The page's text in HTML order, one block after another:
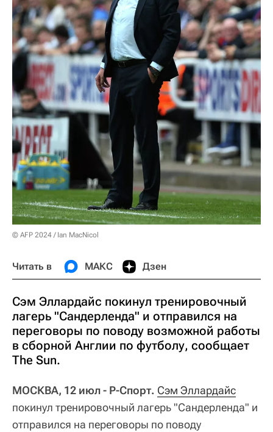
© AFP 2024 / Ian MacNicol
Читать в МАКС Дзен
Сэм Эллардайс покинул тренировочный
лагерь "Сандерленда" и отправился на
переговоры по поводу возможной работы
в сборной Англии по футболу, сообщает
The Sun.
МОСКВА, 12 июл - Р-Спорт. Сэм Эллардайс
покинул тренировочный лагерь "Сандерленда" и
отправился на переговоры по поводу